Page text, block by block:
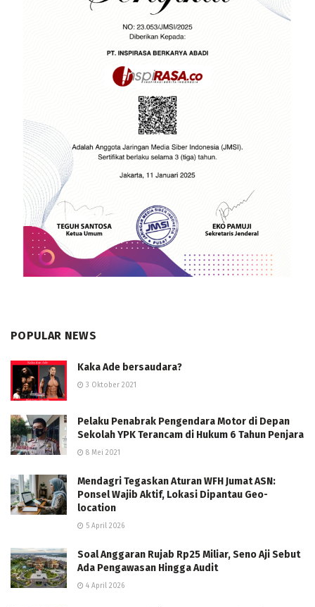
POPULAR NEWS
Kaka Ade bersaudara?
3 Oktober 2021
Pelaku Penabrak Pengendara Motor di Depan
Sekolah YPK Terancam di Hukum 6 Tahun Penjara
8 Mei 2021
Mendagri Tegaskan Aturan WFH Jumat ASN:
Ponsel Wajib Aktif, Lokasi Dipantau Geo-
location
5 April 2026
Soal Anggaran Rujab Rp25 Miliar, Seno Aji Sebut
Ada Pengawasan Hingga Audit
4 April 2026